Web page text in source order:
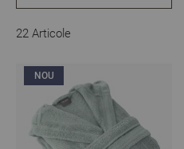
22 Articole
NOU